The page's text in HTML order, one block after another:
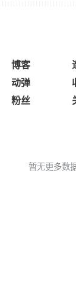
博客
动弹
粉丝
暂无更多数